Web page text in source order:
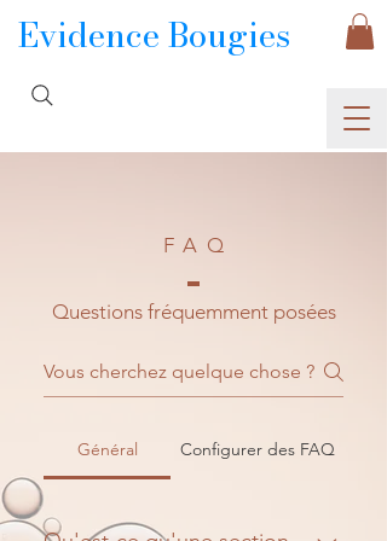
Evidence Bougies
FA Q
Questions fréquemment posées
Général Configurer des FAQ